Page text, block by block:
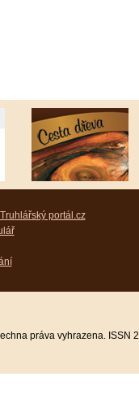
portál.cz
práva vyhrazena.